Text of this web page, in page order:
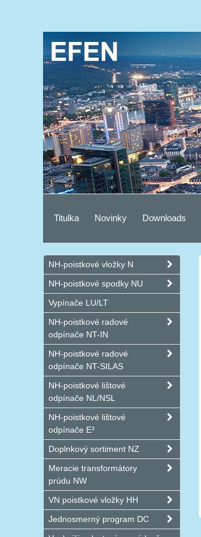
Titulka Novinky Downloads
NH-poistkové vložky N
NH-poistkové spodky NU
Vypínače LU/LT
NH-poistkové radové
odpínače NT-IN
NH-poistkové radové
odpínače NT-SILAS
NH-poistkové lištové
odpínače NL/NSL
NH-poistkové lištové
odpínače E³
Doplnkový sortiment NZ
Meracie transformátory
prúdu NW
VN poistkové vložky HH
Jednosmerný program DC